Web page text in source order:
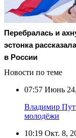
Перебралась и
эстонка
в России
Новости по теме
07:57 Июнь
Владимир
молодёжи
10:19 Окт. 8,